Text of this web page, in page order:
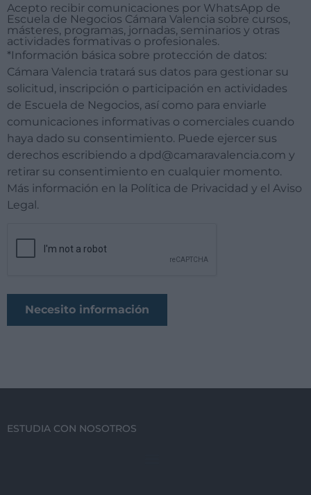
Acepto recibir comunicaciones por WhatsApp de
Escuela de Negocios Cámara Valencia sobre cursos,
másteres, programas, jornadas, seminarios y otras
actividades formativas o profesionales.
*Información básica sobre protección de datos:
Cámara Valencia tratará sus datos para gestionar su
solicitud, inscripción o participación en actividades
de Escuela de Negocios, así como para enviarle
comunicaciones informativas o comerciales cuando
haya dado su consentimiento. Puede ejercer sus
derechos escribiendo a dpd@camaravalencia.com y
retirar su consentimiento en cualquier momento.
Más información en la Política de Privacidad y el Aviso
Legal.
ESTUDIA CON NOSOTROS